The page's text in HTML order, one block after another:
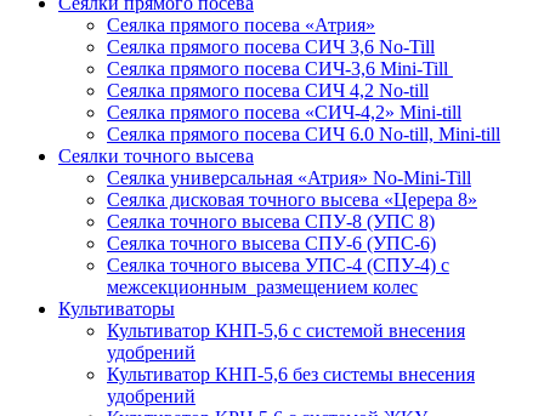
Сеялка прямого посева «Атрия»
Сеялка прямого посева СИЧ 3,6 No-Till
Сеялка прямого посева СИЧ-3,6 Mini-Till
Сеялка прямого посева СИЧ 4,2 No-till
Сеялка прямого посева «СИЧ-4,2» Mini-till
Сеялка прямого посева СИЧ 6.0 No-till, Mini-till
Сеялки точного высева
Сеялка универсальная «Атрия» No-Mini-Till
Сеялка дисковая точного высева «Церера 8»
Сеялка точного высева СПУ-8 (УПС 8)
Сеялка точного высева СПУ-6 (УПС-6)
Сеялка точного высева УПС-4 (СПУ-4) с
межсекционным размещением колес
Культиваторы
Культиватор КНП-5,6 с системой внесения
удобрений
Культиватор КНП-5,6 без системы внесения
удобрений